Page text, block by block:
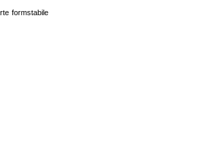
formstabile